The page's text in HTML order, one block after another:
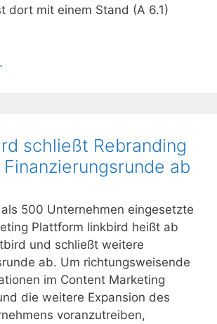
dort mit einem Stand (A 6.1)
schließt Rebranding
ab
500 Unternehmen eingesetzte
Plattform linkbird heißt ab
und schließt weitere
ab. Um richtungsweisende
im Content Marketing
die weitere Expansion des
voranzutreiben,